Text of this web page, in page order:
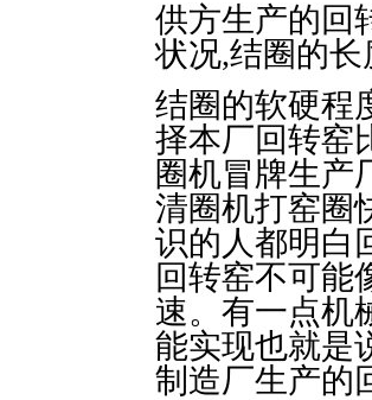
供方生产的回
状况,结圈的
结圈的软硬程
择本厂回转窑
圈机冒牌生产
清圈机打窑圈
识的人都明白
回转窑不可能
速。有一点机
能实现也就是
制造厂生产的